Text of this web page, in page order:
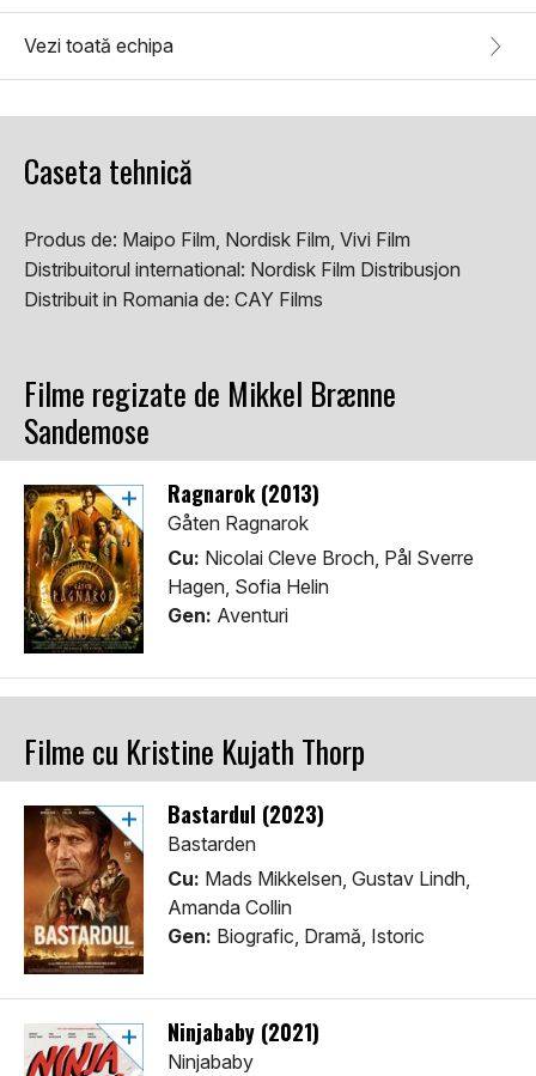
Vezi toată echipa
Caseta tehnică
Produs de: Maipo Film, Nordisk Film, Vivi Film
Distribuitorul international: Nordisk Film Distribusjon
Distribuit in Romania de: CAY Films
Filme regizate de Mikkel Brænne
Sandemose
Ragnarok (2013)
Gåten Ragnarok
Cu: Nicolai Cleve Broch, Pål Sverre
Hagen, Sofia Helin
Gen: Aventuri
Filme cu Kristine Kujath Thorp
Bastardul (2023)
Bastarden
Cu: Mads Mikkelsen, Gustav Lindh,
Amanda Collin
Gen: Biografic, Dramă, Istoric
Ninjababy (2021)
Ninjababy